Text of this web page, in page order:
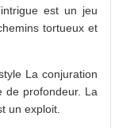
est un jeu
tortueux et
La conjuration
de profondeur. La
un exploit.